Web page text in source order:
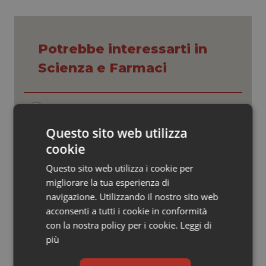
Oncologia & Nutrizione
Psoriasi & pelle
Quotidiano Cardiologia
Quotidiano Chirurgia
Quotidiano Oncologia
Quotidiano Pediatria
Rene & patologie urogenitali
Potrebbe interessarti in
Scienza e Farmaci
Ebola in Congo. Oms e Africa Cdc:
Quasi 4mila casi e 1.801 morti
West Nile. D’Alterio (Rete IZS):
“Sorveglianza e dati scientifici, senza
allarmismi. Sistema italiano
preparato”
La spesa farmaceutica sale a 39,3
miliardi (+6%). Prosegue il boom dei
OsMed 2025
Questo sito web utilizza
cookie
Questo sito web utilizza i cookie per
migliorare la tua esperienza di
navigazione. Utilizzando il nostro sito web
acconsenti a tutti i cookie in conformità
con la nostra policy per i cookie. Leggi di
più